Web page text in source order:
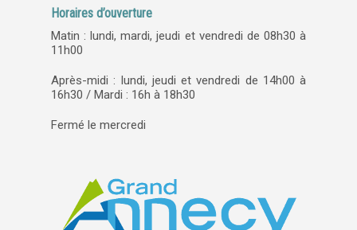
Horaires d’ouverture
Matin : lundi, mardi, jeudi et vendredi de 08h30 à
11h00
Après-midi : lundi, jeudi et vendredi de 14h00 à
16h30 / Mardi : 16h à 18h30
Fermé le mercredi